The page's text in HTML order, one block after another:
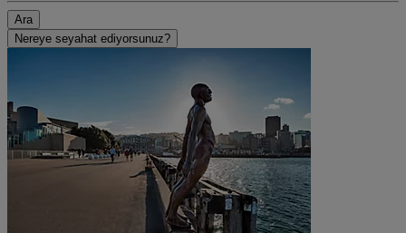
Ara
Nereye seyahat ediyorsunuz?